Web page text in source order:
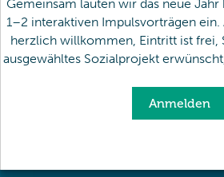
Gemeinsam läuten wir das neue
1–2 interaktiven Impulsvorträgen
herzlich willkommen, Eintritt ist frei,
ausgewähltes Sozialprojekt
Anmelden